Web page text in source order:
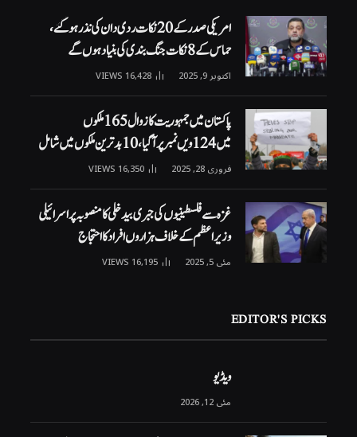
امریکی صدر کے 20 نکات ردی دان کی نذر ہوگئے،
حماس کے 8 نکات جنگ بندی کی بنیاد ہوں گے
اکتوبر 9, 2025 16,428
VIEWS
پاکستان میں جمہوریت کا زوال 165 ملکوں
میں 124ویں نمبر پر آگیا، 10 بدترین ملکوں میں شامل
فروری 28, 2025 16,350
VIEWS
غزہ سے فلسطینیوں کی جبری بیدخلی کا منصوبہ پر اسرائیلی
وزیراعظم کے خلاف ہزاروں افراد کا احتجاج
مئی 5, 2025 16,195
VIEWS
EDITOR'S PICKS
ویڈیو
مئی 12, 2026